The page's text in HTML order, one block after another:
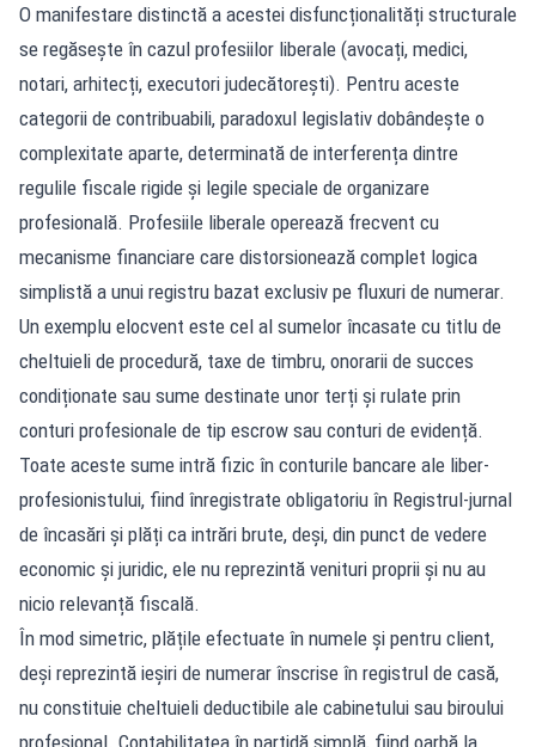
O manifestare distinctă a acestei disfuncționalități structurale
se regăsește în cazul profesiilor liberale (avocați, medici,
notari, arhitecți, executori judecătorești). Pentru aceste
categorii de contribuabili, paradoxul legislativ dobândește o
complexitate aparte, determinată de interferența dintre
regulile fiscale rigide și legile speciale de organizare
profesională. Profesiile liberale operează frecvent cu
mecanisme financiare care distorsionează complet logica
simplistă a unui registru bazat exclusiv pe fluxuri de numerar.
Un exemplu elocvent este cel al sumelor încasate cu titlu de
cheltuieli de procedură, taxe de timbru, onorarii de succes
condiționate sau sume destinate unor terți și rulate prin
conturi profesionale de tip escrow sau conturi de evidență.
Toate aceste sume intră fizic în conturile bancare ale liber-
profesionistului, fiind înregistrate obligatoriu în Registrul-jurnal
de încasări și plăți ca intrări brute, deși, din punct de vedere
economic și juridic, ele nu reprezintă venituri proprii și nu au
nicio relevanță fiscală.
În mod simetric, plățile efectuate în numele și pentru client,
deși reprezintă ieșiri de numerar înscrise în registrul de casă,
nu constituie cheltuieli deductibile ale cabinetului sau biroului
profesional. Contabilitatea în partidă simplă, fiind oarbă la